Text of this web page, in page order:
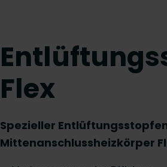
Flex
Spezieller
Mittenanschlussheizkörper